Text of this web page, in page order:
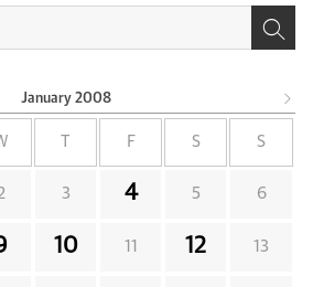
January 2008
F S S
3 4 5 6
10 11 12 13